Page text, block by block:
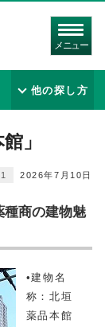
メニュー
他の探し方
」
2026年7月10日
種商の建物魅
•建物名
称：北垣
薬品本館